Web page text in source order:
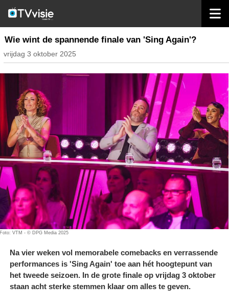
nieuws belgië
Wie wint de spannende finale van 'Sing Again'?
vrijdag 3 oktober 2025
Foto: VTM - © DPG Media 2025
Na vier weken vol memorabele comebacks en verrassende
performances is 'Sing Again' toe aan hét hoogtepunt van
het tweede seizoen. In de grote finale op vrijdag 3 oktober
staan acht sterke stemmen klaar om alles te geven.